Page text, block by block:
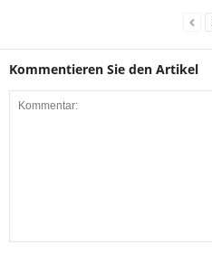
Kommentieren Sie den Artikel